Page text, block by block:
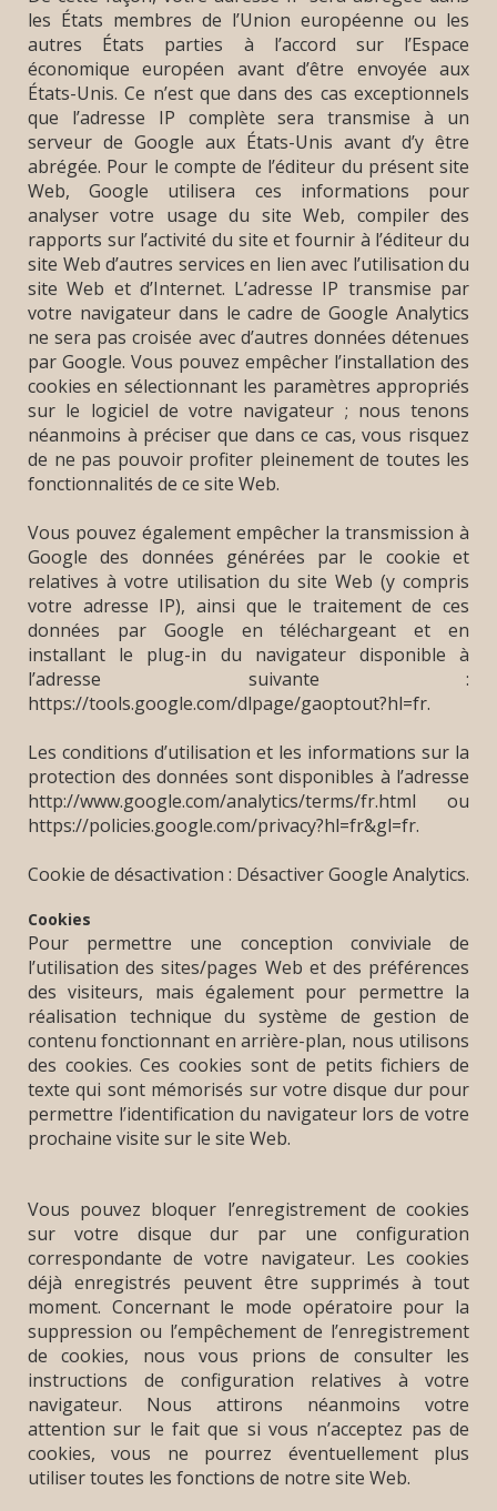
les États membres de l’Union européenne ou les
autres États parties à l’accord sur l’Espace
économique européen avant d’être envoyée aux
États-Unis. Ce n’est que dans des cas exceptionnels
que l’adresse IP complète sera transmise à un
serveur de Google aux États-Unis avant d’y être
abrégée. Pour le compte de l’éditeur du présent site
Web, Google utilisera ces informations pour
analyser votre usage du site Web, compiler des
rapports sur l’activité du site et fournir à l’éditeur du
site Web d’autres services en lien avec l’utilisation du
site Web et d’Internet. L’adresse IP transmise par
votre navigateur dans le cadre de Google Analytics
ne sera pas croisée avec d’autres données détenues
par Google. Vous pouvez empêcher l’installation des
cookies en sélectionnant les paramètres appropriés
sur le logiciel de votre navigateur ; nous tenons
néanmoins à préciser que dans ce cas, vous risquez
de ne pas pouvoir profiter pleinement de toutes les
fonctionnalités de ce site Web.
Vous pouvez également empêcher la transmission à
Google des données générées par le cookie et
relatives à votre utilisation du site Web (y compris
votre adresse IP), ainsi que le traitement de ces
données par Google en téléchargeant et en
installant le plug-in du navigateur disponible à
l’adresse suivante :
https://tools.google.com/dlpage/gaoptout?hl=fr.
Les conditions d’utilisation et les informations sur la
protection des données sont disponibles à l’adresse
http://www.google.com/analytics/terms/fr.html ou
https://policies.google.com/privacy?hl=fr&gl=fr.
Cookie de désactivation : Désactiver Google Analytics.
Cookies
Pour permettre une conception conviviale de
l’utilisation des sites/pages Web et des préférences
des visiteurs, mais également pour permettre la
réalisation technique du système de gestion de
contenu fonctionnant en arrière-plan, nous utilisons
des cookies. Ces cookies sont de petits fichiers de
texte qui sont mémorisés sur votre disque dur pour
permettre l’identification du navigateur lors de votre
prochaine visite sur le site Web.
Vous pouvez bloquer l’enregistrement de cookies
sur votre disque dur par une configuration
correspondante de votre navigateur. Les cookies
déjà enregistrés peuvent être supprimés à tout
moment. Concernant le mode opératoire pour la
suppression ou l’empêchement de l’enregistrement
de cookies, nous vous prions de consulter les
instructions de configuration relatives à votre
navigateur. Nous attirons néanmoins votre
attention sur le fait que si vous n’acceptez pas de
cookies, vous ne pourrez éventuellement plus
utiliser toutes les fonctions de notre site Web.